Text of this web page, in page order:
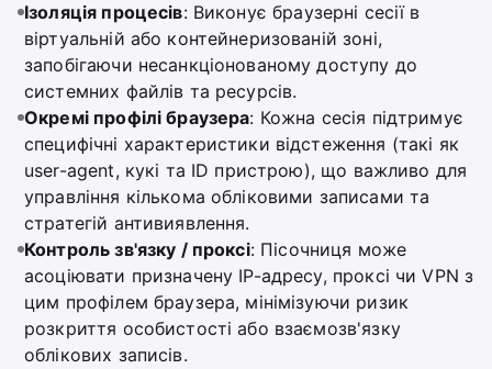
Ізоляція процесів: Виконує браузерні сесії в
віртуальній або контейнеризованій зоні,
запобігаючи несанкціонованому доступу до
системних файлів та ресурсів.
Окремі профілі браузера: Кожна сесія підтримує
специфічні характеристики відстеження (такі як
user-agent, кукі та ID пристрою), що важливо для
управління кількома обліковими записами та
стратегій антивиявлення.
Контроль зв'язку / проксі: Пісочниця може
асоціювати призначену IP-адресу, проксі чи VPN з
цим профілем браузера, мінімізуючи ризик
розкриття особистості або взаємозв'язку
облікових записів.